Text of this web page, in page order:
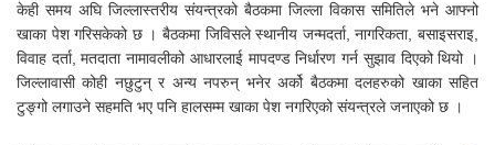
केही समय अघि जिल्लास्तरीय संयन्त्रको बैठकमा जिल्ला विकास समितिले भने आफ्नो
खाका पेश गरिसकेको छ । बैठकमा जिविसले स्थानीय जन्मदर्ता, नागरिकता, बसाइसराइ,
विवाह दर्ता, मतदाता नामावलीको आधारलाई मापदण्ड निर्धारण गर्न सुझाव दिएको थियो ।
जिल्लावासी कोही नछुटुन् र अन्य नपरुन् भनेर अर्को बैठकमा दलहरुको खाका सहित
टुङ्गो लगाउने सहमति भए पनि हालसम्म खाका पेश नगरिएको संयन्त्रले जनाएको छ ।